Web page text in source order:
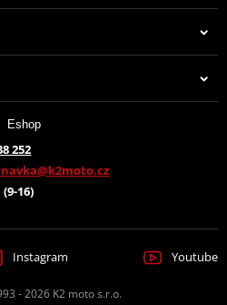
Eshop
252
(9-16)
Instagram Youtube
- 2026 K2 moto s.r.o.